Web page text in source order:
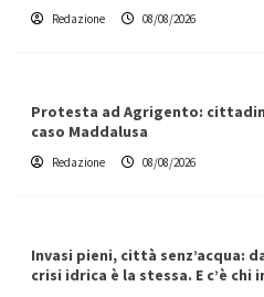
Redazione 08/08/2026
Protesta ad Agrigento:
caso Maddalusa
Redazione 08/08/2026
Invasi pieni, città senz’acqua:
crisi idrica è la stessa. E c’è chi